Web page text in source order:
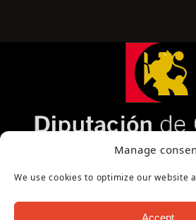
Manage
We use cookies to optimize our website
Accept
Página cofinanciada por la